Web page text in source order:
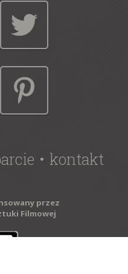
kontakt
przez